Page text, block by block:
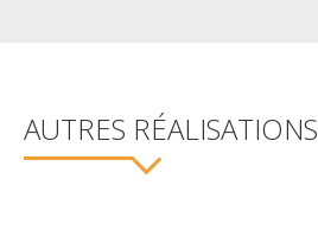
AUTRES RÉALISATIONS